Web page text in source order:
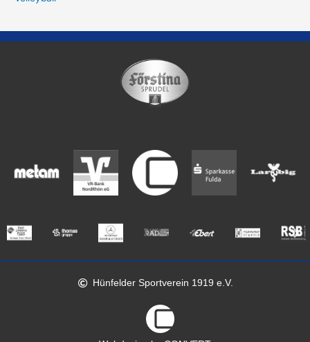
Hünfelder Sportverein 1919 e.V.